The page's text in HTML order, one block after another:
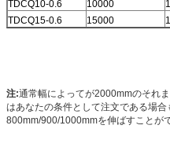
TDCQ10-0.6
10000
TDCQ15-0.6
15000
注:通常幅によってが2000mmのそれ
はあなたの条件として注文である場
800mm/900/1000mmを伸ばすことが